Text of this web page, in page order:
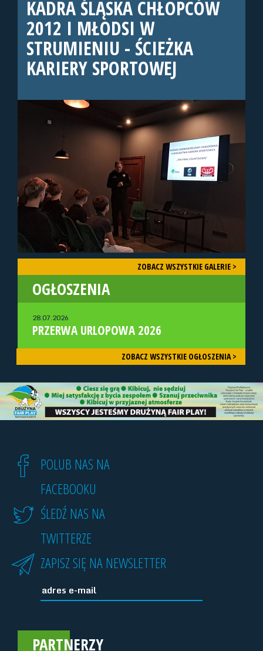
KADRA ŚLĄSKA CHŁOPCÓW
2012 I MŁODSI W
STRUMIENIU - ŚCIEŻKA
KARIERY SPORTOWEJ
ZOBACZ WSZYSTKIE GALERIE >
OGŁOSZENIA
28.07.2026
PRZERWA URLOPOWA 2026
ZOBACZ WSZYSTKIE OGŁOSZENIA >
POLUB NAS NA
FACEBOOKU
ŚLEDŹ NAS NA
TWITTERZE
ZAPISZ SIĘ NA NEWSLETTER
PARTNERZY